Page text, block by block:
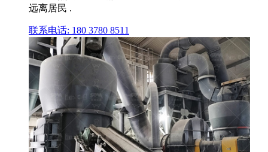
远离居民 .
联系电话: 180 3780 8511